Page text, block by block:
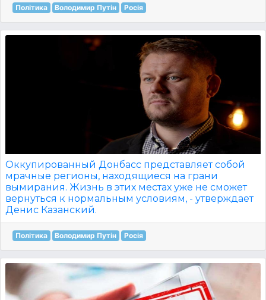
Політика Володимир Путін Росія
Оккупированный Донбасс представляет собой
мрачные регионы, находящиеся на грани
вымирания. Жизнь в этих местах уже не сможет
вернуться к нормальным условиям, - утверждает
Денис Казанский.
Політика Володимир Путін Росія